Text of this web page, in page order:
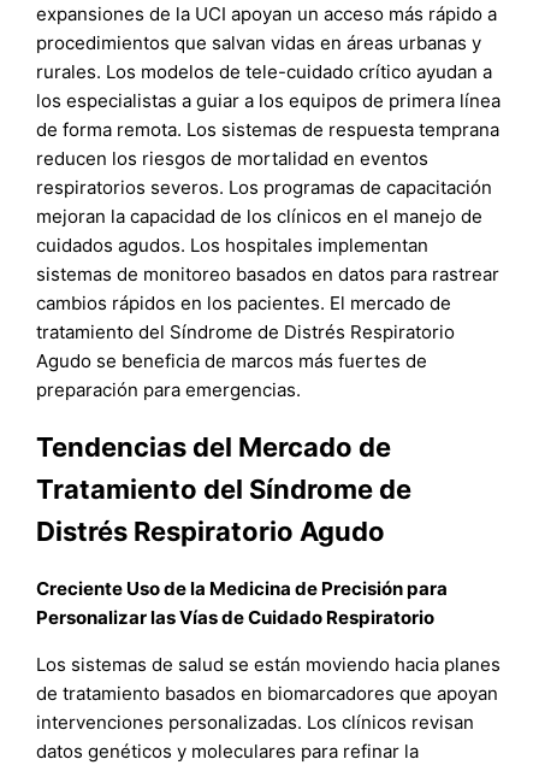
expansiones de la UCI apoyan un acceso más rápido a
procedimientos que salvan vidas en áreas urbanas y
rurales. Los modelos de tele-cuidado crítico ayudan a
los especialistas a guiar a los equipos de primera línea
de forma remota. Los sistemas de respuesta temprana
reducen los riesgos de mortalidad en eventos
respiratorios severos. Los programas de capacitación
mejoran la capacidad de los clínicos en el manejo de
cuidados agudos. Los hospitales implementan
sistemas de monitoreo basados en datos para rastrear
cambios rápidos en los pacientes. El mercado de
tratamiento del Síndrome de Distrés Respiratorio
Agudo se beneficia de marcos más fuertes de
preparación para emergencias.
Tendencias del Mercado de
Tratamiento del Síndrome de
Distrés Respiratorio Agudo
Creciente Uso de la Medicina de Precisión para
Personalizar las Vías de Cuidado Respiratorio
Los sistemas de salud se están moviendo hacia planes
de tratamiento basados en biomarcadores que apoyan
intervenciones personalizadas. Los clínicos revisan
datos genéticos y moleculares para refinar la